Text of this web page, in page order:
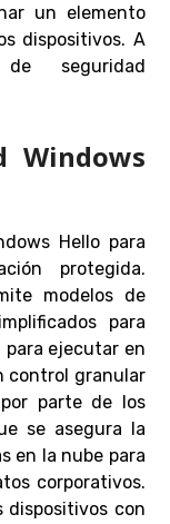
un elemento
dispositivos. A
seguridad
Windows
Hello para
protegida.
modelos de
para
ejecutar en
control granular
parte de los
se asegura la
en la nube para
corporativos.
dispositivos con